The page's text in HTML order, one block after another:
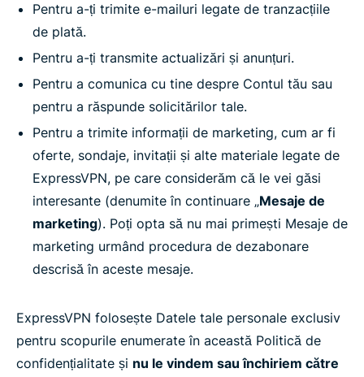
Pentru a-ți trimite e-mailuri legate de tranzacțiile
de plată.
Pentru a-ți transmite actualizări și anunțuri.
Pentru a comunica cu tine despre Contul tău sau
pentru a răspunde solicitărilor tale.
Pentru a trimite informații de marketing, cum ar fi
oferte, sondaje, invitații și alte materiale legate de
ExpressVPN, pe care considerăm că le vei găsi
interesante (denumite în continuare „Mesaje de
marketing). Poți opta să nu mai primești Mesaje de
marketing urmând procedura de dezabonare
descrisă în aceste mesaje.
ExpressVPN folosește Datele tale personale exclusiv
pentru scopurile enumerate în această Politică de
confidențialitate și nu le vindem sau închiriem către